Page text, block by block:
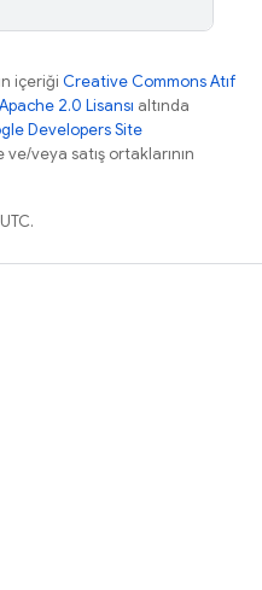
içeriği Creative Commons Atıf
Apache 2.0 Lisansı altında
Developers Site
veya satış ortaklarının